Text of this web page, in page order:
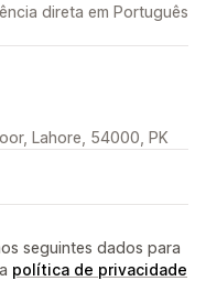
direta em Português
Lahore, 54000, PK
seguintes dados para
política de privacidade